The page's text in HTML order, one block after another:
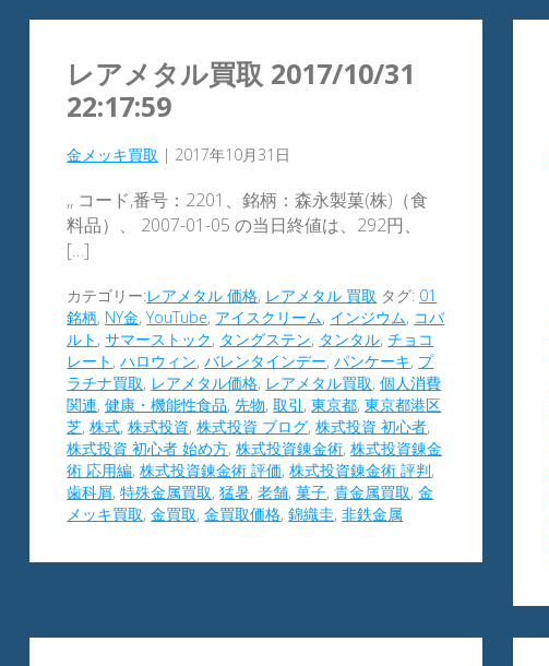
レアメタル買取 2017/10/31
22:17:59
金メッキ買取 | 2017年10月31日
,, コード,番号：2201、銘柄：森永製菓(株)（食
料品）、 2007-01-05 の当日終値は、292円、
[…]
カテゴリー:レアメタル 価格, レアメタル 買取 タグ: 01
銘柄, NY金,YouTube, アイスクリーム, インジウム, コバ
ルト ,サマーストック, タングステン, タンタル,チョコ
レート ,ハロウィン,バレンタインデー,パンケーキ, プ
ラチナ買取, レアメタル価格, レアメタル買取,個人消費
関連,健康・機能性食品,先物,取引 ,東京都,東京都港区
芝,株式,株式投資,株式投資 ブログ,株式投資 初心者,
株式投資 初心者 始め方,株式投資錬金術,株式投資錬金
術 応用編,株式投資錬金術 評価,株式投資錬金術 評判,
歯科屑,特殊金属買取,猛暑,老舗,菓子,貴金属買取,金
メッキ買取,金買取,金買取価格,錦織圭,非鉄金属